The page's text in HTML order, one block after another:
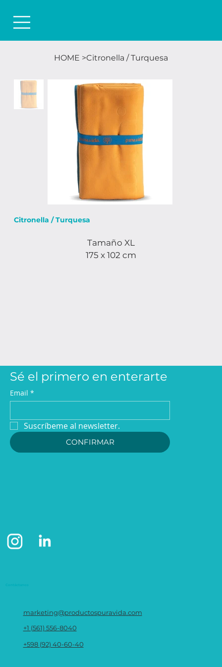
HOME >Citronella / Turquesa
Citronella / Turquesa
Tamaño XL
175 x 102 cm
Contáctanos
marketing@productospuravida.com
+1 (561) 556-8040
+598 (92) 40-60-40
Sé el primero en enterarte
Email *
Suscríbeme al newsletter.
CONFIRMAR